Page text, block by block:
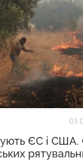
03
ЄС і США.